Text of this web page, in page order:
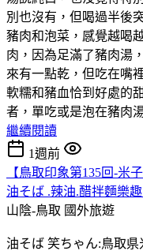
別也沒有，但喝過半後
豬肉和泡菜，感覺越喝
肉，因為足滿了豬肉湯
來有一點乾，但吃在嘴
軟糯和豬血恰到好處的
者，單吃或是泡在豬肉
繼續閱讀
1週前
【鳥取印象第135回-米
油そば .辣油.醋拌麵樂
山陰-鳥取 國外旅遊
油そば 笑ちゃん:鳥取